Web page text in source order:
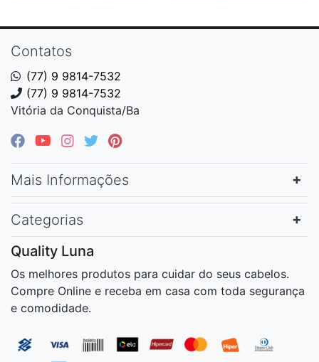
Contatos
(77) 9 9814-7532
(77) 9 9814-7532
Vitória da Conquista/Ba
Mais Informações
Categorias
Quality Luna
Os melhores produtos para cuidar do seus cabelos.
Compre Online e receba em casa com toda segurança
e comodidade.